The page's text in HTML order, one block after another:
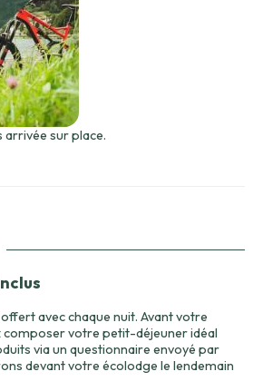
arrivée sur place.
avec chaque nuit. Avant votre
votre petit-déjeuner idéal
via un questionnaire envoyé par
devant votre écolodge le lendemain